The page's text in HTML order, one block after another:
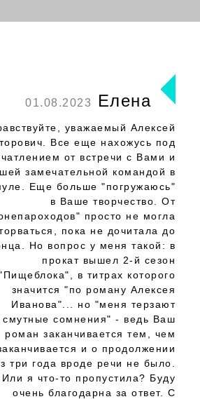
01.08.2023 Елена
уважаемый Алексей
Все еще нахожусь под
от встречи с Вами и
замечательной командой в
Еще больше "погружаюсь"
в Ваше творчество. От
просто не могла
пока не дочитала до
Но вопрос у меня такой: в
прокат вышел 2-й сезон
в титрах которого
значится "по роману Алексея
Иванова"... но "меня терзают
смутные сомнения" - ведь Ваш
роман заканчивается тем, чем
и о продолжении
три года вроде речи не было.
Или я что-то пропустила? Буду
очень благодарна за ответ. С